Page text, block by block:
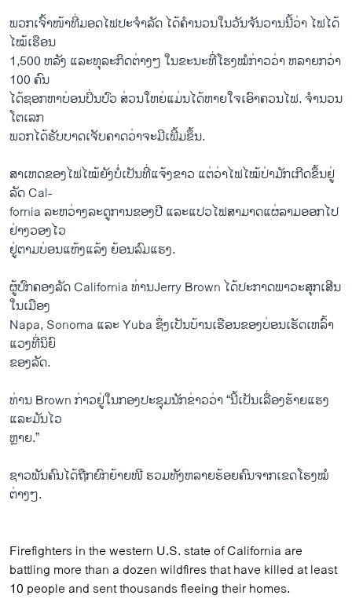
ພາສາຕ່າງໆ
ພວກ​ເຈົ້າ​ໜ້າ​ທີ່​ມອດ​ໄຟ​ປະຈຳ​ລັດ ​ໄດ້ຄຳນວນໃນ​ວັນ​ຈັນ​ວານ​ນີ້​ວ່າ ​ໄຟ​ໄດ້​
ໄໝ້ເຮືອນ
1,500 ຫລັງ ​ແລະ​ທຸລະ​ກິດ​ຕ່າ​ງໆ ​ໃນ​ຂະນະ​ທີ່​ໂຮງ​ໝໍ​ກ່າວ​ວ່າ ຫລາຍ​ກວ່າ
100 ຄົນ
​ໄດ້​ຊອກ​ຫາ​ບ່ອນ​ປິ່ນປົວ ສ່ວນ​ໃຫຍ່ແມ່ນໄດ້​ຫາຍ​ໃຈ​ເອົາ​ຄວນ​ໄຟ. ຈຳນວນ
ໂຕ​ເລກ​
ພວກ​ໄດ້​ຮັບ​ບາດ​ເຈັບ​ຄາດ​ວ່າ​ຈະມີ​ເພີ້​ມຂຶ້ນ.
ສາ​ເຫ​ດຂອງໄຟ​ໄໝ້ຍັງ​ບໍ່​ເປັນ​ທີ່ແຈ້ງຂາວ ​ແຕ່​ວ່າ​ໄຟໄໝ້ປ່າ​ມັກ​ເກີດ​ຂຶ້ນ​ຢູ່​
ລັດ Cal-
fornia ລະຫວ່າງ​ລະດູ​ການຂອງ​ປີ ​ແລະ​ແປວ​ໄຟ​ສາມາດແຜ່​ລາມ​ອອກ​ໄປ​
ຢ່າງ​ວອງໄວ
​ຢູ່​ຕາມ​ບ່ອນ​ແຫ້ງ​ແລ້ງ ຍ້ອນ​ລົມ​ແຮງ.
ຜູ້​ປົກຄອງ​ລັດ California ທ່ານJerry Brown ​ໄດ້​ປະກາດ​ພາ​ວະສຸ​ກ​ເສີນ​
ໃນ​ເມືອງ
Napa, Sonoma ​ແລະ Yuba ຊຶ່ງ​ເປັນ​ບ້ານ​ເຮືອນ​ຂອງ​ບ່ອນ​ເຮັດ​ເຫລົ້າ​
ແວງທີ່​ນິຍົ
​ຂອງ​ລັດ.
ທ່ານ Brown ກ່າວ​ຢູ່ໃນ​ກອງປະຊຸມ​ນັກ​ຂ່າວວ່າ “ນີ້​ເປັນ​ເລື່ອງ​ຮ້າຍ​ແຮງ ​
ແລະ​ມັນໄວ
ຫຼາຍ.”
ຊາວ​ພັນ​ຄົນ​ໄດ້​ຖືກ​ຍົກຍ້າຍໜີ ຮວມທັງ​ຫລາຍ​ຮ້ອຍ​ຄົນ​ຈາກ​ເຂດ​ໂຮງ​ໝໍ​
ຕ່າງໆ.
Firefighters in the western U.S. state of California are
battling more than a dozen wildfires that have killed at least
10 people and sent thousands fleeing their homes.